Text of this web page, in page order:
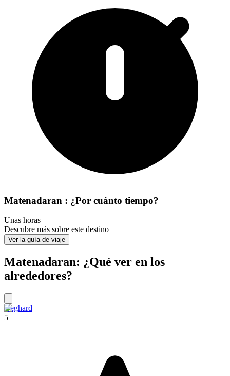
Matenadaran : ¿Por cuánto tiempo?
Unas horas
Descubre más sobre este destino
Ver la guía de viaje
Matenadaran: ¿Qué ver en los
alrededores?
Geghard
5